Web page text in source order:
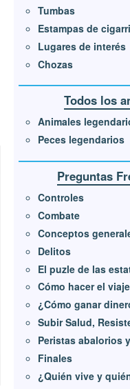
Tumbas
Estampas de
Lugares de interés
Chozas
Todos los
Animales
Peces legendarios
Preguntas
Controles
Combate
Conceptos
Delitos
El puzle de las
Cómo hacer el
¿Cómo ganar
Subir Salud,
Peristas abalorios
Finales
¿Quién vive y